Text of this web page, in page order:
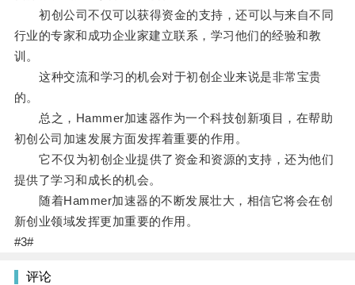
初创公司不仅可以获得资金的支持，还可以与来自不同
行业的专家和成功企业家建立联系，学习他们的经验和教
训。
这种交流和学习的机会对于初创企业来说是非常宝贵
的。
总之，Hammer加速器作为一个科技创新项目，在帮助
初创公司加速发展方面发挥着重要的作用。
它不仅为初创企业提供了资金和资源的支持，还为他们
提供了学习和成长的机会。
随着Hammer加速器的不断发展壮大，相信它将会在创
新创业领域发挥更加重要的作用。
#3#
评论